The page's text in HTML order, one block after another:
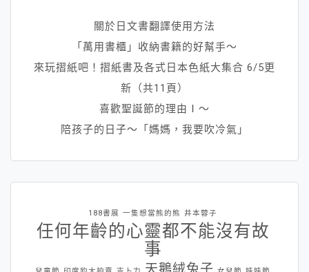
關於日文書翻譯使用方法
「萬用書櫃」收納書籍的好幫手～
來玩摺紙吧！摺紙書及各式日本色紙大集合 6/5更
新（共11頁）
喜歡聖誕節的理由Ⅰ～
陪孩子的日子～「媽媽，我要吹冷氣」
188書展 一隻想當熊的熊 井本蓉子
任何年齡的心靈都不能沒有故
事
天鵝絨兔子